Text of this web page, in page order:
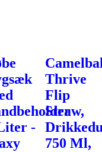
-
Thrive
Flip
Straw,
750 Ml,